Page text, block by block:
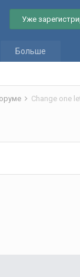
Уже
Больше
Change one